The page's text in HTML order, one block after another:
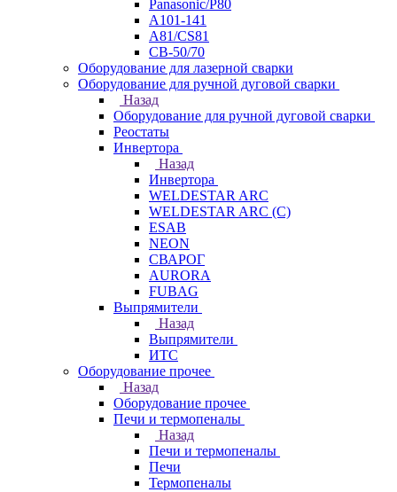
Panasonic/P80
А101-141
А81/CS81
СВ-50/70
Оборудование для лазерной сварки
Оборудование для ручной дуговой сварки
Назад
Оборудование для ручной дуговой сварки
Реостаты
Инвертора
Назад
Инвертора
WELDESTAR ARC
WELDESTAR ARC (С)
ESAB
NEON
СВАРОГ
AURORA
FUBAG
Выпрямители
Назад
Выпрямители
ИТС
Оборудование прочее
Назад
Оборудование прочее
Печи и термопеналы
Назад
Печи и термопеналы
Печи
Термопеналы